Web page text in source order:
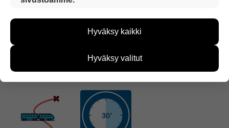
kehittää sivustoamme vastaamaan paremmin
kävijämääristä ja siitä, mitä sivuja käytetään ja
miten sivuilla liikutaan. Emme kuitenkaan kerää
Voit valita, hyväksytkö näiden evästeiden käytön.
Hyväksy kaikki
Hyväksy valitut